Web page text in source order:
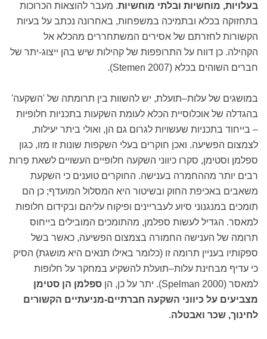
בעלויות, מוחשיות ובלתי מוחשיות. מעבר להוצאות הכרוכות
בתחזוקה בכלא ובתמיכה במשפחות, באחרונה נכתב על בעיות
הקשורות לחזרתם של אסירים המשתחררים מהכלא אל
הקהילה. כן דווח על התרופפות של קהילות שיש בהן ייצוג-יתר של
חברים השוהים בכלא (Stemen 2007).
במושגים של עלות–תועלת, יש להשוות בין תרומתה של 'השקעה'
בהגדלה של אוכלוסיית הכלא לעומת השקעות בתכניות חלופיות
– בייחוד בתכניות שעשויות לגרום גם הן, ואולי ביתר יעילות,
לצמצום הפשיעה. ואכן חוקרים בעלי השקפות שונות זו מזו, כגון
ספלמן וסטימן, סקרו כיווני השקעה חלופיים העשויים לשאת פֵרות
רבים יותר מההחמרה בענישה. החוקרים טוענים כי השקעת
משאבים באכיפת החוק ובשיטור היא המסלול המועדף; כן הם
תומכים במנגנוני סיוע לעבריינים ופיקוח עליהם ובקידום חלופות
למאסר. הגדיל לעשות ספלמן, מהתומכים המובילים בייחוס
תרומה של הענישה החמורה בצמצום הפשיעה, כאשר בשל
ספקותיו בעניין תרומה זו (כלומר באילו תנאים היא מושגת) הסיק
כי עדיף מבחינת עלות–תועלת להשקיע במחקר על חלופות
למאסר (Spelman 2000). יתר על כן, הן
ספלמן הן סטימן
מצביעים על כיווני השקעה חברתיים-מניעתיים הקשורים
לחינוך, שכר ואבטלה.